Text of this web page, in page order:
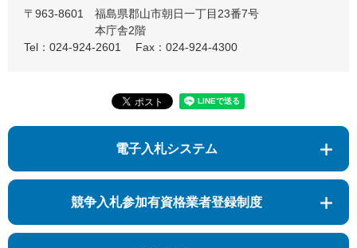
〒963-8601
福島県郡山市朝日一丁目23番7号
本庁舎2階
Tel：024-924-2601
Fax：024-924-4300
電子入札システム
競争入札参加有資格業者登録制度